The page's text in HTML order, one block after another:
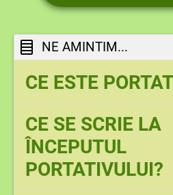
NE AMINTIM...
CE ESTE
CE SE SCRIE LA
ÎNCEPUTUL
PORTATIVULUI?